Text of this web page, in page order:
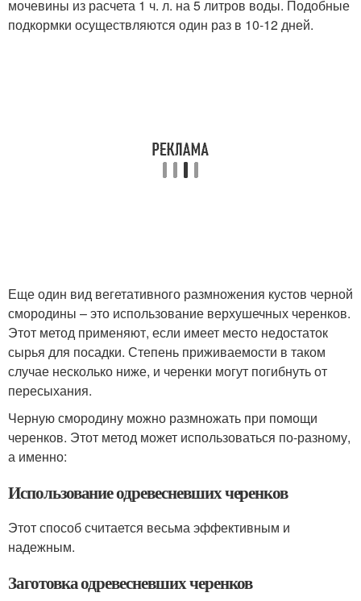
мочевины из расчета 1 ч. л. на 5 литров воды. Подобные
подкормки осуществляются один раз в 10-12 дней.
Еще один вид вегетативного размножения кустов черной
смородины – это использование верхушечных черенков.
Этот метод применяют, если имеет место недостаток
сырья для посадки. Степень приживаемости в таком
случае несколько ниже, и черенки могут погибнуть от
пересыхания.
Черную смородину можно размножать при помощи
черенков. Этот метод может использоваться по-разному,
а именно:
Использование одревесневших черенков
Этот способ считается весьма эффективным и
надежным.
Заготовка одревесневших черенков